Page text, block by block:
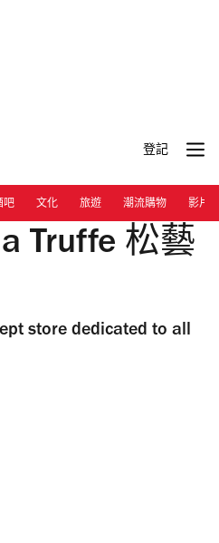
登記
吧 文化 旅遊 潮流購物 影片
Truffe 松藝
store dedicated to all